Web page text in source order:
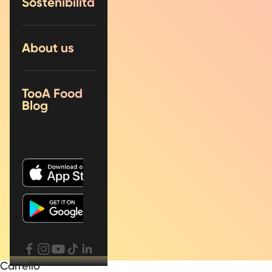
About us
TooA Food
Blog
Carrello